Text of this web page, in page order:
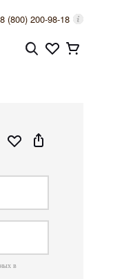
8 (800) 200-98-18
в